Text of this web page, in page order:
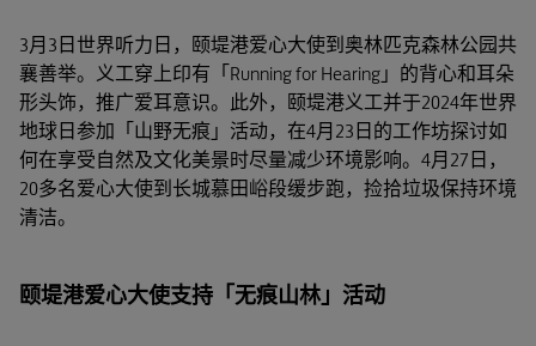
3月3日世界听力日，颐堤港爱心大使到奥林匹克森林公园共
襄善举。义工穿上印有「Running for Hearing」的背心和耳朵
形头饰，推广爱耳意识。此外，颐堤港义工并于2024年世界
地球日参加「山野无痕」活动，在4月23日的工作坊探讨如
何在享受自然及文化美景时尽量减少环境影响。4月27日，
20多名爱心大使到长城慕田峪段缓步跑，捡拾垃圾保持环境
清洁。
颐堤港爱心大使支持「无痕山林」活动